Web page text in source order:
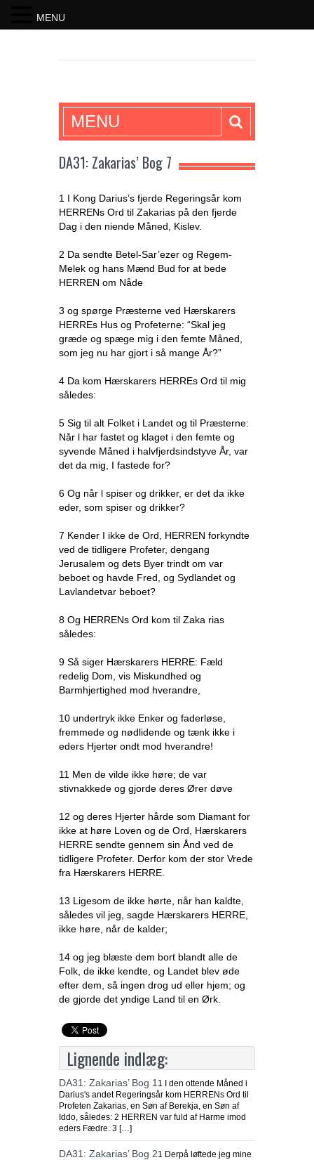
SKRIFTEN
MENU
DA31: Zakarias’ Bog 7
1 I Kong Darius’s fjerde Regeringsår kom
HERRENs Ord til Zakarias på den fjerde
Dag i den niende Måned, Kislev.
2 Da sendte Betel-Sar’ezer og Regem-
Melek og hans Mænd Bud for at bede
HERREN om Nåde
3 og spørge Præsterne ved Hærskarers
HERREs Hus og Profeterne: “Skal jeg
græde og spæge mig i den femte Måned,
som jeg nu har gjort i så mange År?”
4 Da kom Hærskarers HERREs Ord til mig
således:
5 Sig til alt Folket i Landet og til Præsterne:
Når l har fastet og klaget i den femte og
syvende Måned i halvfjerdsindstyve År, var
det da mig, I fastede for?
6 Og når l spiser og drikker, er det da ikke
eder, som spiser og drikker?
7 Kender I ikke de Ord, HERREN forkyndte
ved de tidligere Profeter, dengang
Jerusalem og dets Byer trindt om var
beboet og havde Fred, og Sydlandet og
Lavlandetvar beboet?
8 Og HERRENs Ord kom til Zaka rias
således:
9 Så siger Hærskarers HERRE: Fæld
redelig Dom, vis Miskundhed og
Barmhjertighed mod hverandre,
10 undertryk ikke Enker og faderløse,
fremmede og nødlidende og tænk ikke i
eders Hjerter ondt mod hverandre!
11 Men de vilde ikke høre; de var
stivnakkede og gjorde deres Ører døve
12 og deres Hjerter hårde som Diamant for
ikke at høre Loven og de Ord, Hærskarers
HERRE sendte gennem sin Ånd ved de
tidligere Profeter. Derfor kom der stor Vrede
fra Hærskarers HERRE.
13 Ligesom de ikke hørte, når han kaldte,
således vil jeg, sagde Hærskarers HERRE,
ikke høre, når de kalder;
14 og jeg blæste dem bort blandt alle de
Folk, de ikke kendte, og Landet blev øde
efter dem, så ingen drog ud eller hjem; og
de gjorde det yndige Land til en Ørk.
Lignende indlæg:
DA31: Zakarias’ Bog 1 1 I den ottende Måned i
Darius's andet Regeringsår kom HERRENs Ord til
Profeten Zakarias, en Søn af Berekja, en Søn af
Iddo, således: 2 HERREN var fuld af Harme imod
eders Fædre. 3 […]
DA31: Zakarias’ Bog 21 Derpå løftede jeg mine
MENU